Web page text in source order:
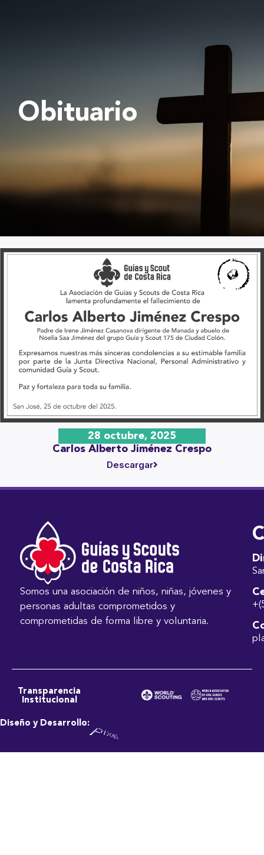
Obituario
28 octubre, 2025
Carlos Alberto Jiménez Crespo
Descargar
Somos una asociación de niños, niñas, jóvenes y
personas adultas comprometidos y
comprometidas de forma libre y voluntaria.
Transparencia
Institucional
Diseño y Desarrollo: